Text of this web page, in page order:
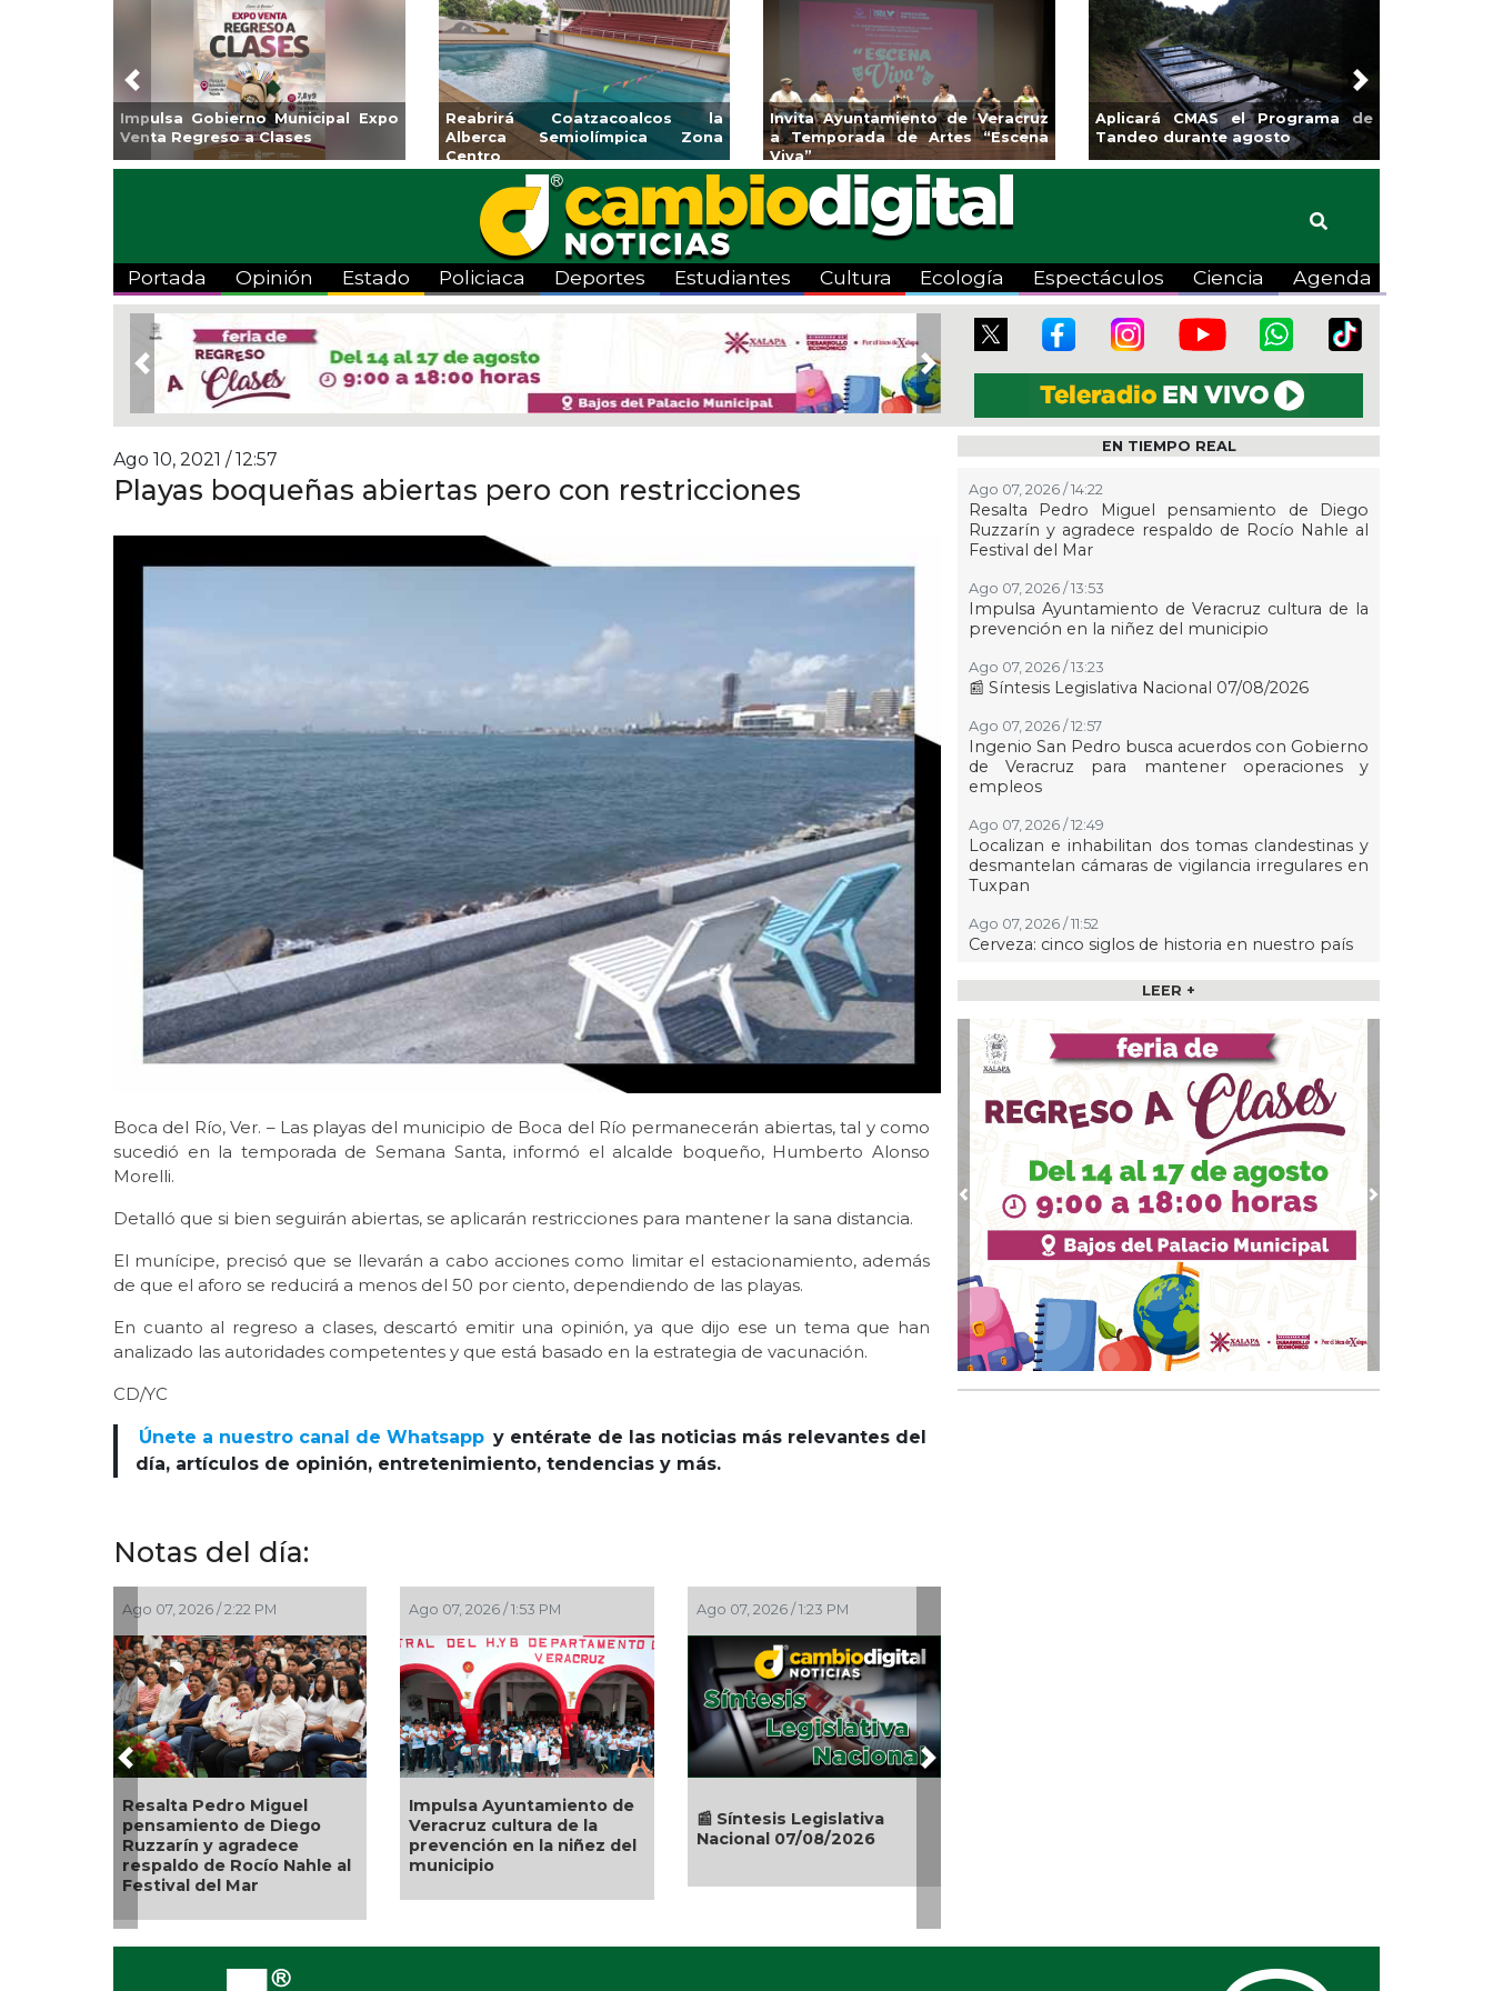
Impulsa Gobierno Municipal Expo
Venta Regreso a Clases
Reabrirá Coatzacoalcos la
Alberca Semiolímpica Zona
Centro
Invita Ayuntamiento de Veracruz
a Temporada de Artes “Escena
Viva”
Aplicará CMAS el Programa de
Tandeo durante agosto
Previous Next
Portada Opinión Estado Policiaca Deportes Estudiantes Cultura Ecología Espectáculos Ciencia Agenda
Previous Next
Ago 10, 2021 / 12:57
Playas boqueñas abiertas pero con restricciones
Boca del Río, Ver. – Las playas del municipio de Boca del Río permanecerán abiertas, tal y como
sucedió en la temporada de Semana Santa, informó el alcalde boqueño, Humberto Alonso
Morelli.
Detalló que si bien seguirán abiertas, se aplicarán restricciones para mantener la sana distancia.
El munícipe, precisó que se llevarán a cabo acciones como limitar el estacionamiento, además
de que el aforo se reducirá a menos del 50 por ciento, dependiendo de las playas.
En cuanto al regreso a clases, descartó emitir una opinión, ya que dijo ese un tema que han
analizado las autoridades competentes y que está basado en la estrategia de vacunación.
CD/YC
Únete a nuestro canal de Whatsapp y entérate de las noticias más relevantes del
día, artículos de opinión, entretenimiento, tendencias y más.
Notas del día:
Ago 07, 2026 / 2:22 PM
Resalta Pedro Miguel
pensamiento de Diego
Ruzzarín y agradece
respaldo de Rocío Nahle al
Festival del Mar
Ago 07, 2026 / 1:53 PM
Impulsa Ayuntamiento de
Veracruz cultura de la
prevención en la niñez del
municipio
Ago 07, 2026 / 1:23 PM
📰 Síntesis Legislativa
Nacional 07/08/2026
Previous Next
EN TIEMPO REAL
Ago 07, 2026 / 14:22
Resalta Pedro Miguel pensamiento de Diego
Ruzzarín y agradece respaldo de Rocío Nahle al
Festival del Mar
Ago 07, 2026 / 13:53
Impulsa Ayuntamiento de Veracruz cultura de la
prevención en la niñez del municipio
Ago 07, 2026 / 13:23
📰 Síntesis Legislativa Nacional 07/08/2026
Ago 07, 2026 / 12:57
Ingenio San Pedro busca acuerdos con Gobierno
de Veracruz para mantener operaciones y
empleos
Ago 07, 2026 / 12:49
Localizan e inhabilitan dos tomas clandestinas y
desmantelan cámaras de vigilancia irregulares en
Tuxpan
Ago 07, 2026 / 11:52
Cerveza: cinco siglos de historia en nuestro país
Ago 07, 2026 / 11:24
UMAE del IMSS Veracruz operó con éxito a
paciente con hernia diafragmática gigante
Ago 07, 2026 / 11:13
Alcaldesa suplente de Ixhuatlán del Sureste dice
no tener contacto con edil desaforado
Ago 07, 2026 / 10:50
Se le suman más homicidios a un peligroso
delincuente en Papantla
Ago 07, 2026 / 09:45
🤑💸¿Cuál es el precio del dólar este 07 de
agosto?
Ago 07, 2026 / 09:38
Filosofía de Foucault
Ago 07, 2026 / 09:34
Hacia una definición de “periodista”
LEER +
Previous Next